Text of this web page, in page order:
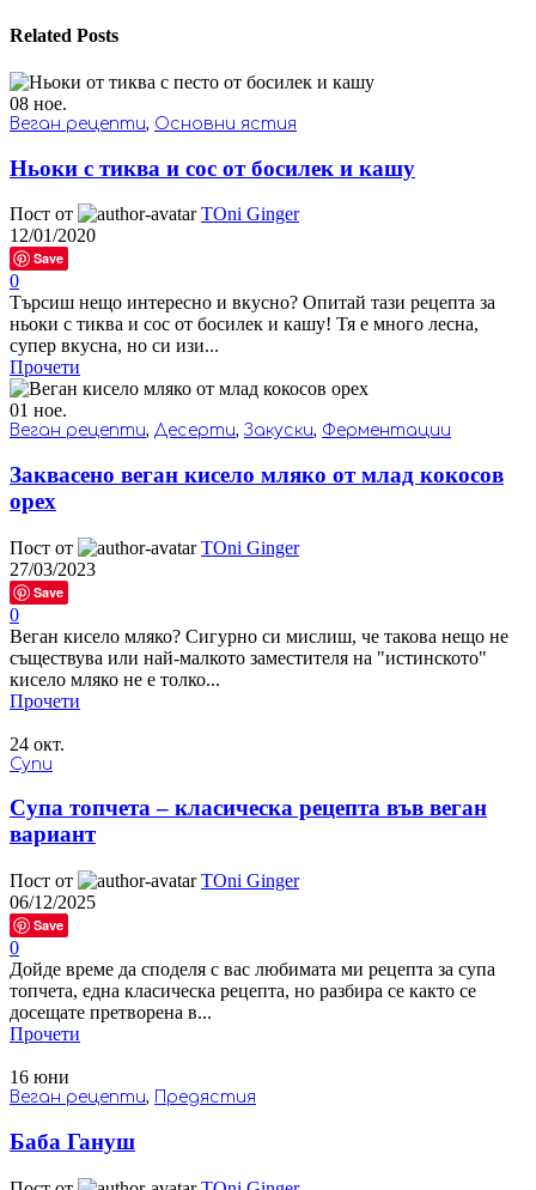
Related Posts
08 ное.
Веган рецепти, Основни ястия
Ньоки с тиква и сос от босилек и кашу
Пост от
TOni Ginger
12/01/2020
Save
0
Търсиш нещо интересно и вкусно? Опитай тази рецепта за
ньоки с тиква и сос от босилек и кашу! Тя е много лесна,
супер вкусна, но си изи...
Прочети
01 ное.
Веган рецепти, Десерти, Закуски, Ферментации
Заквасено веган кисело мляко от млад кокосов
орех
Пост от
TOni Ginger
27/03/2023
Save
0
Веган кисело мляко? Сигурно си мислиш, че такова нещо не
съществува или най-малкото заместителя на "истинското"
кисело мляко не е толко...
Прочети
24 окт.
Супи
Супа топчета – класическа рецепта във веган
вариант
Пост от
TOni Ginger
06/12/2025
Save
0
Дойде време да споделя с вас любимата ми рецепта за супа
топчета, една класическа рецепта, но разбира се както се
досещате претворена в...
Прочети
16 юни
Веган рецепти, Предястия
Баба Гануш